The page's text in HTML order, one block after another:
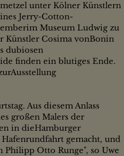
unter Kölner Künstlern
Jerry-Cotton-
Museum Ludwig zu
Künstler Cosima vonBonin
dubiosen
finden ein blutiges Ende.
Aus diesem Anlass
großen Malers der
in dieHamburger
gemacht, und
Philipp Otto Runge", so Uwe